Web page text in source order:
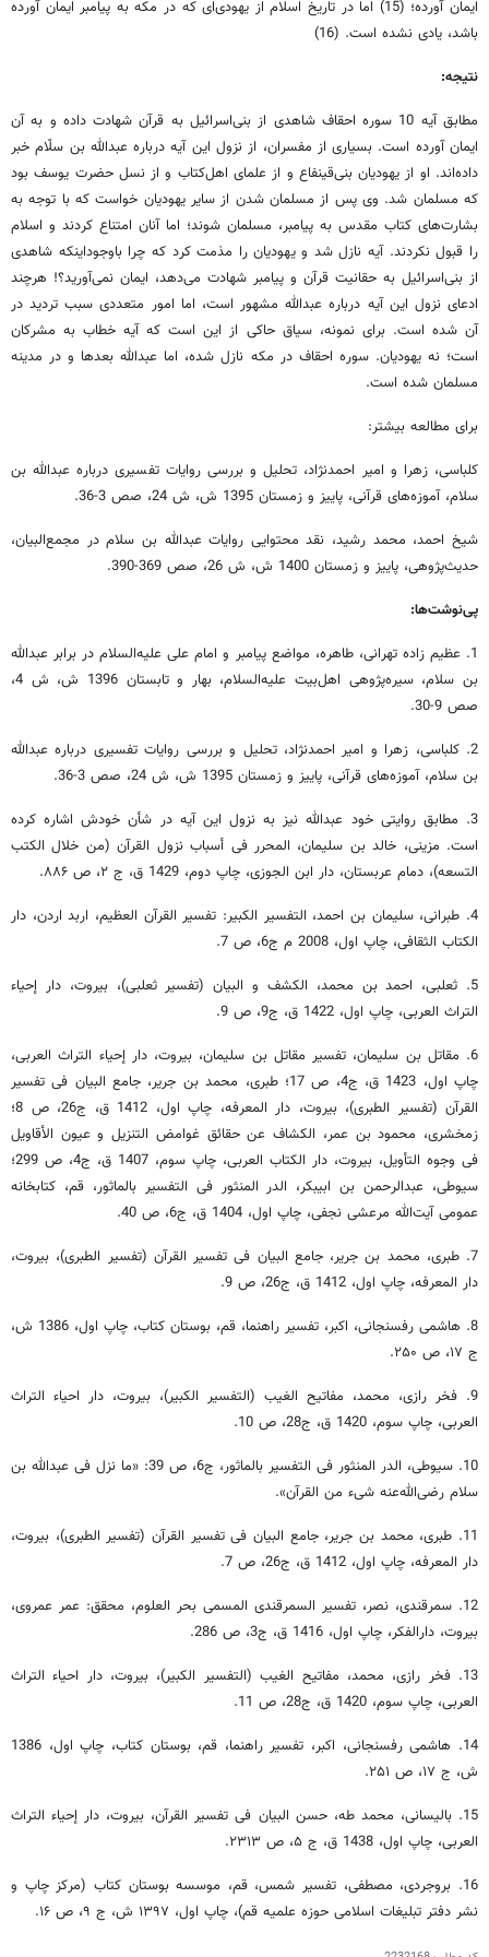
ایمان آورده؛ (15) اما در تاریخ اسلام از یهودی‌ای که در مکه به پیامبر ایمان آورده
باشد، یادی نشده است. (16)
نتیجه:
مطابق آیه 10 سوره احقاف شاهدی از بنی‌اسرائیل به قرآن شهادت داده و به آن
ایمان آورده است. بسیاری از مفسران، از نزول این آیه درباره عبدالله بن سلّام خبر
داده‌اند. او از یهودیان بنی‌قینفاع و از علمای اهل‌کتاب و از نسل حضرت یوسف بود
که مسلمان شد. وی پس از مسلمان شدن از سایر یهودیان خواست که با توجه به
بشارت‌های کتاب مقدس به پیامبر، مسلمان شوند؛ اما آنان امتناع کردند و اسلام
را قبول نکردند. آیه نازل شد و یهودیان را مذمت کرد که چرا باوجوداینکه شاهدی
از بنی‌اسرائیل به حقانیت قرآن و پیامبر شهادت می‌دهد، ایمان نمی‌آورید؟! هرچند
ادعای نزول این آیه درباره عبدالله مشهور است، اما امور متعددی سبب تردید در
آن شده است. برای نمونه، سیاق حاکی از این است که آیه خطاب به مشرکان
است؛ نه یهودیان. سوره احقاف در مکه نازل شده، اما عبدالله بعدها و در مدینه
مسلمان شده است.
برای مطالعه بیشتر:
کلباسی، زهرا و امیر احمدنژاد، تحلیل و بررسی روایات تفسیری درباره عبدالله بن
سلام، آموزه‌های قرآنی، پاییز و زمستان 1395 ش، ش 24، صص 3-36.
شیخ احمد، محمد رشید، نقد محتوایی روایات عبدالله بن سلام در مجمع‌البیان،
حدیث‌پژوهی، پاییز و زمستان 1400 ش، ش 26، صص 369-390.
پی‌نوشت‌ها:
1. عظیم زاده تهرانی، طاهره، مواضع پیامبر و امام علی علیه‌السلام در برابر عبدالله
بن سلام، سیره‌پژوهی اهل‌بیت علیه‌السلام، بهار و تابستان 1396 ش، ش 4،
صص 9-30.
2. کلباسی، زهرا و امیر احمدنژاد، تحلیل و بررسی روایات تفسیری درباره عبدالله
بن سلام، آموزه‌های قرآنی، پاییز و زمستان 1395 ش، ش 24، صص 3-36.
3. مطابق روایتی خود عبدالله نیز به نزول این آیه در شأن خودش اشاره کرده
است. مزینی، خالد بن سلیمان، المحرر فی أسباب نزول القرآن (من خلال الکتب
التسعه)، دمام عربستان، دار ابن الجوزی، چاپ دوم، 1429 ق، ج ۲، ص ۸۸۶.
4. طبرانی، سلیمان بن احمد، التفسیر الکبیر: تفسیر القرآن العظیم، اربد اردن، دار
الکتاب الثقافی‏، چاپ اول، 2008 م ج‏6، ص 7.
5. ثعلبی، احمد بن محمد، الکشف و البیان (تفسیر ثعلبی)، بیروت، دار إحیاء
التراث العربی‏، چاپ اول، 1422 ق، ج‏9، ص 9.
6. مقاتل بن سلیمان،‏ تفسیر مقاتل بن سلیمان، بیروت، دار إحیاء التراث العربی‏،
چاپ اول، 1423 ق، ج‏4، ص 17؛ طبری، محمد بن جریر، جامع البیان فی تفسیر
القرآن (تفسیر الطبری)، بیروت، دار المعرفه، چاپ اول، 1412 ق، ج‏26، ص 8؛
زمخشری، محمود بن عمر، الکشاف عن حقائق غوامض التنزیل و عیون الأقاویل
فی وجوه التأویل، بیروت، دار الکتاب العربی‏، چاپ سوم، 1407 ق، ج‏4، ص 299؛
سیوطی، عبدالرحمن بن ابی‏بکر، الدر المنثور فی التفسیر بالماثور، قم، کتابخانه
عمومی آیت‌الله مرعشی نجفی، چاپ اول، 1404 ق، ج‏6، ص 40.
7. طبری، محمد بن جریر، جامع البیان فی تفسیر القرآن (تفسیر الطبری)، بیروت،
دار المعرفه، چاپ اول، 1412 ق، ج‏26، ص 9.
8. هاشمی رفسنجانی، اکبر، تفسیر راهنما، قم، بوستان کتاب، چاپ اول، 1386 ش،
ج ۱۷، ص ۲۵۰.
9. فخر رازی، محمد، مفاتیح الغیب (التفسیر الکبیر)، بیروت، دار احیاء التراث
العربی، چاپ سوم، 1420 ق، ج‏28، ص 10.
10. سیوطی، الدر المنثور فی التفسیر بالماثور، ج‏6، ص 39: «ما نزل فی عبدالله بن
سلام رضی‌الله‌عنه شی‌ء من القرآن‏».
11. طبری، محمد بن جریر، جامع البیان فی تفسیر القرآن (تفسیر الطبری)، بیروت،
دار المعرفه، چاپ اول، 1412 ق، ج‏26، ص 7.
12. سمرقندی، نصر، تفسیر السمرقندی المسمی بحر العلوم‏، محقق: عمر عمروی،
بیروت، دارالفکر، چاپ اول، 1416 ق، ج‏3، ص 286.
13. فخر رازی، محمد، مفاتیح الغیب (التفسیر الکبیر)، بیروت، دار احیاء التراث
العربی، چاپ سوم، 1420 ق، ج‏28، ص 11.
14. هاشمی رفسنجانی، اکبر، تفسیر راهنما، قم، بوستان کتاب، چاپ اول، 1386
ش، ج ۱۷، ص ۲۵۱.
15. بالیسانی‌، محمد طه، حسن البیان فی تفسیر القرآن، بیروت، دار إحیاء التراث
العربی، چاپ اول، 1438 ق، ج ۵، ص ۲۳۱۳.
16. بروجردی، مصطفی، تفسیر شمس، قم، موسسه بوستان کتاب (مرکز چاپ و
نشر دفتر تبلیغات اسلامی حوزه علمیه قم)، چاپ اول، ۱۳۹۷ ش، ج ۹، ص ۱۶.